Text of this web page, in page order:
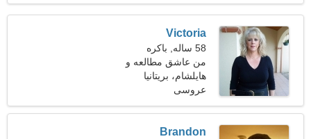
Victoria
58 ساله, باکره
من عاشق مطالعه و
روانشناسی هستم
هایلشام، بریتانیا
عروسی
Brandon